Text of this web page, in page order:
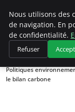
Accueil
Politiques
Politiques
le bilan carbone
Nous utilisons des
de navigation. En
de confidentialité.
Refuser